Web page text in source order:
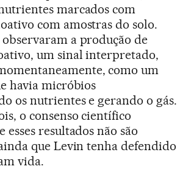
marcados com
com amostras do solo.
observaram a produção de
um sinal interpretado,
como um
havia micróbios
os nutrientes e gerando o gás.
o consenso científico
esses resultados não são
que Levin tenha defendido
vida.